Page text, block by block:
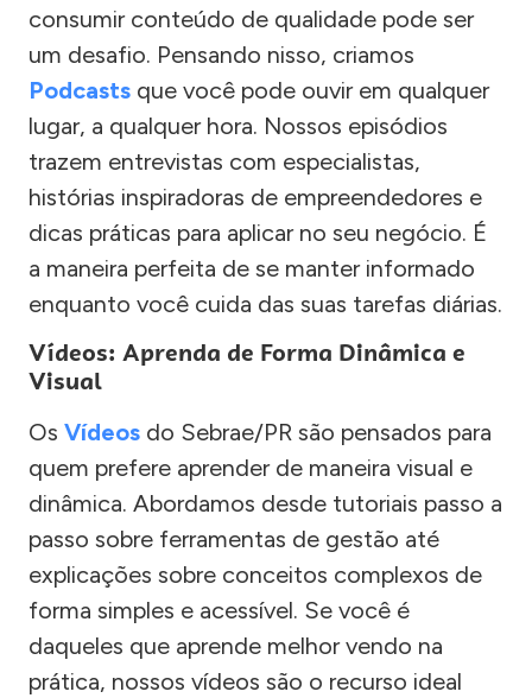
consumir conteúdo de qualidade pode ser
um desafio. Pensando nisso, criamos
Podcasts que você pode ouvir em qualquer
lugar, a qualquer hora. Nossos episódios
trazem entrevistas com especialistas,
histórias inspiradoras de empreendedores e
dicas práticas para aplicar no seu negócio. É
a maneira perfeita de se manter informado
enquanto você cuida das suas tarefas diárias.
Vídeos: Aprenda de Forma Dinâmica e
Visual
Os Vídeos do Sebrae/PR são pensados para
quem prefere aprender de maneira visual e
dinâmica. Abordamos desde tutoriais passo a
passo sobre ferramentas de gestão até
explicações sobre conceitos complexos de
forma simples e acessível. Se você é
daqueles que aprende melhor vendo na
prática, nossos vídeos são o recurso ideal